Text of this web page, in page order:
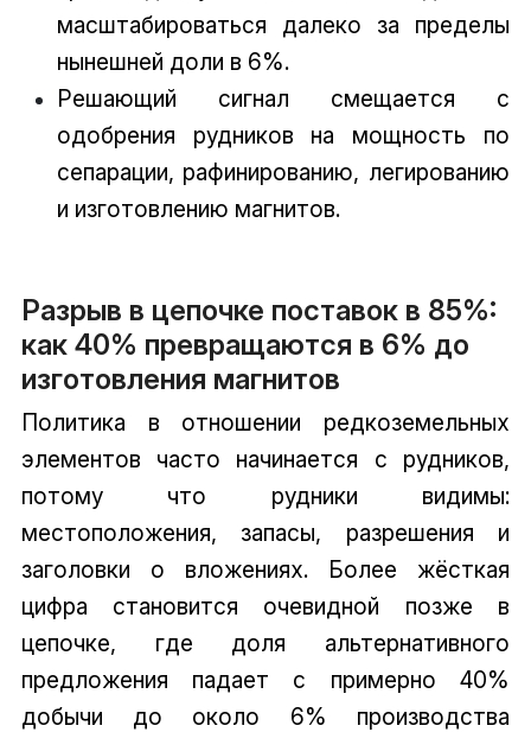
масштабироваться далеко за пределы
нынешней доли в 6%.
Решающий сигнал смещается с
одобрения рудников на мощность по
сепарации, рафинированию, легированию
и изготовлению магнитов.
Разрыв в цепочке поставок в 85%:
как 40% превращаются в 6% до
изготовления магнитов
Политика в отношении редкоземельных
элементов часто начинается с рудников,
потому что рудники видимы:
местоположения, запасы, разрешения и
заголовки о вложениях. Более жёсткая
цифра становится очевидной позже в
цепочке, где доля альтернативного
предложения падает с примерно 40%
добычи до около 6% производства